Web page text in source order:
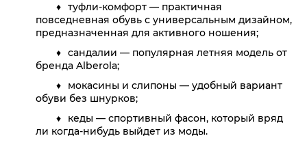
туфли-комфорт — практичная
повседневная обувь с универсальным дизайном,
предназначенная для активного ношения;
сандалии — популярная летняя модель от
бренда Alberola;
мокасины и слипоны — удобный вариант
обуви без шнурков;
кеды — спортивный фасон, который вряд
ли когда-нибудь выйдет из моды.